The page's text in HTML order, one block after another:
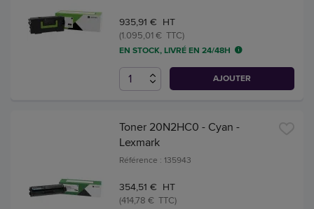
935,91 € HT
(1.095,01 € TTC)
EN STOCK, LIVRÉ EN 24/48H
AJOUTER
Toner 20N2HC0 - Cyan -
Lexmark
Référence : 135943
354,51 € HT
(414,78 € TTC)